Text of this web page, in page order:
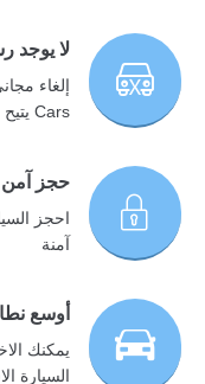
لا يوجد
Cars يتيح لك موقع
حجز آمن
احجز
آمنة
أوسع
يمكنك
السيارة